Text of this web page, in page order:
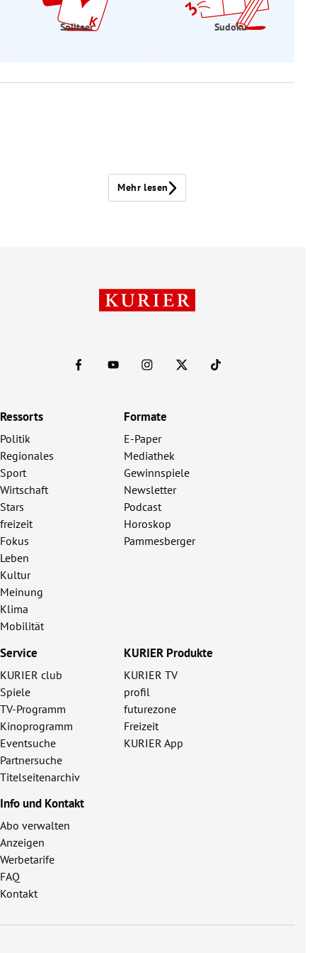
Solitaer Sudoku
Mehr lesen
Ressorts
Politik
Regionales
Sport
Wirtschaft
Stars
freizeit
Fokus
Leben
Kultur
Meinung
Klima
Mobilität
Formate
E-Paper
Mediathek
Gewinnspiele
Newsletter
Podcast
Horoskop
Pammesberger
Service
KURIER club
Spiele
TV-Programm
Kinoprogramm
Eventsuche
Partnersuche
Titelseitenarchiv
KURIER Produkte
KURIER TV
profil
futurezone
Freizeit
KURIER App
Info und Kontakt
Abo verwalten
Anzeigen
Werbetarife
FAQ
Kontakt